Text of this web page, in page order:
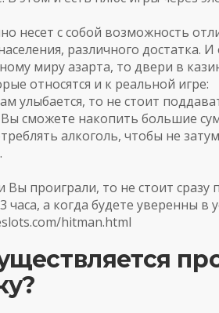
несет ссобой возможность
, различного достатка. И
мируазарта, то двери в
относятся и к реальной игре:
улыбается, то не стоит
Вы сможете накопить большие
алкоголь, чтобы не
.
Вы проиграли, то не стоит сразу
3 часа, а когда будете уверенны в
hitman.html